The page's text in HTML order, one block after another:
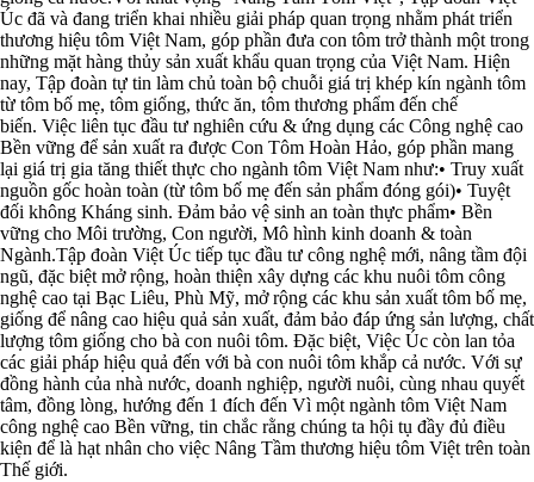
Úc đã và đang triển khai nhiều giải pháp quan trọng nhằm phát triển
thương hiệu tôm Việt Nam, góp phần đưa con tôm trở thành một trong
những mặt hàng thủy sản xuất khẩu quan trọng của Việt Nam. Hiện
nay, Tập đoàn tự tin làm chủ toàn bộ chuỗi giá trị khép kín ngành tôm
từ tôm bố mẹ, tôm giống, thức ăn, tôm thương phẩm đến chế
biến. Việc liên tục đầu tư nghiên cứu & ứng dụng các Công nghệ cao
Bền vững để sản xuất ra được Con Tôm Hoàn Hảo, góp phần mang
lại giá trị gia tăng thiết thực cho ngành tôm Việt Nam như:• Truy xuất
nguồn gốc hoàn toàn (từ tôm bố mẹ đến sản phẩm đóng gói)• Tuyệt
đối không Kháng sinh. Đảm bảo vệ sinh an toàn thực phẩm• Bền
vững cho Môi trường, Con người, Mô hình kinh doanh & toàn
Ngành.Tập đoàn Việt Úc tiếp tục đầu tư công nghệ mới, nâng tầm đội
ngũ, đặc biệt mở rộng, hoàn thiện xây dựng các khu nuôi tôm công
nghệ cao tại Bạc Liêu, Phù Mỹ, mở rộng các khu sản xuất tôm bố mẹ,
giống để nâng cao hiệu quả sản xuất, đảm bảo đáp ứng sản lượng, chất
lượng tôm giống cho bà con nuôi tôm. Đặc biệt, Việc Úc còn lan tỏa
các giải pháp hiệu quả đến với bà con nuôi tôm khắp cả nước. Với sự
đồng hành của nhà nước, doanh nghiệp, người nuôi, cùng nhau quyết
tâm, đồng lòng, hướng đến 1 đích đến Vì một ngành tôm Việt Nam
công nghệ cao Bền vững, tin chắc rằng chúng ta hội tụ đầy đủ điều
kiện để là hạt nhân cho việc Nâng Tầm thương hiệu tôm Việt trên toàn
Thế giới.